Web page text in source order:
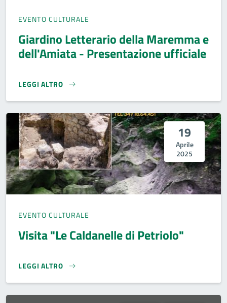
EVENTO CULTURALE
Giardino Letterario della Maremma e
dell'Amiata - Presentazione ufficiale
LEGGI ALTRO
GIARDINO LETTERARIO DELLA MAREMMA E DELL'AMIATA -
19
Aprile
2025
EVENTO CULTURALE
Visita "Le Caldanelle di Petriolo"
LEGGI ALTRO
VISITA "LE CALDANELLE DI PETRIOLO"}